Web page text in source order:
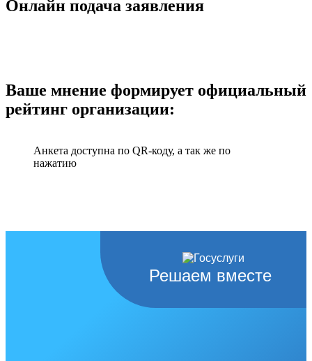
Онлайн подача заявления
Ваше мнение формирует официальный
рейтинг организации:
Анкета доступна по QR-коду, а так же по
нажатию
Решаем вместе